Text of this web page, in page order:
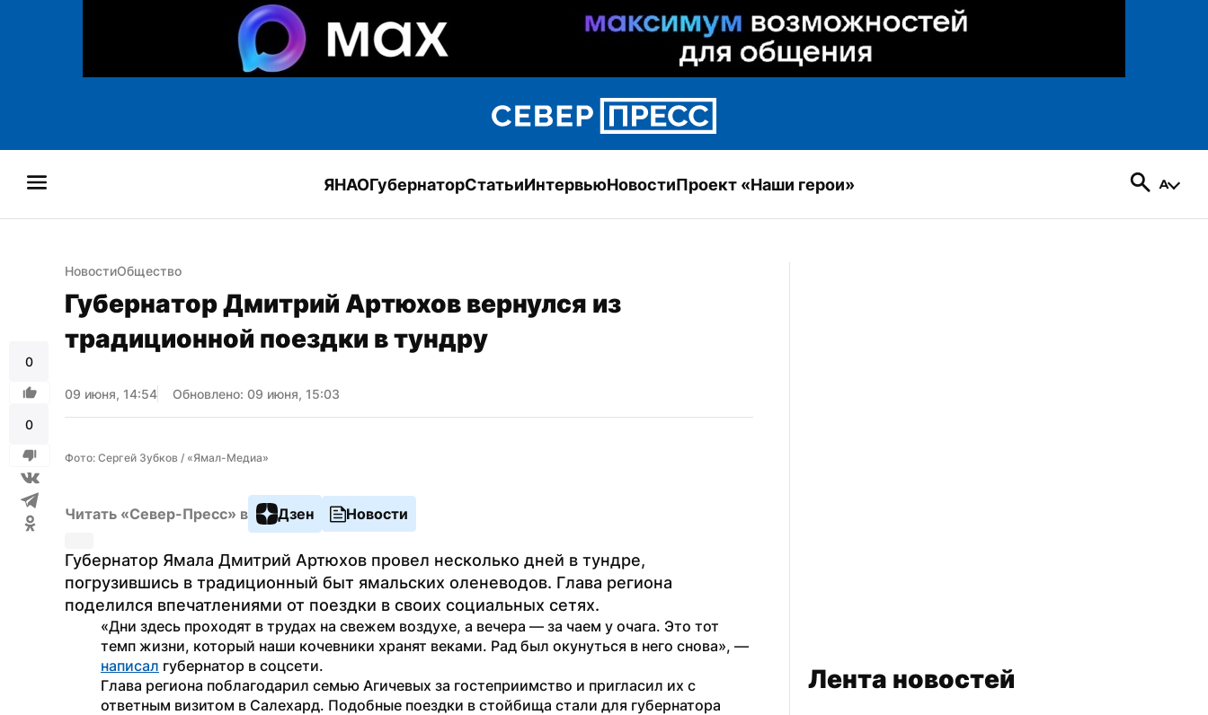
ЯНАОГубернаторСтатьиИнтервьюНовостиПроект «Наши герои»
0
0
НовостиОбщество
Губернатор Дмитрий Артюхов вернулся из
традиционной поездки в тундру
09 июня, 14:54 Обновлено: 09 июня, 15:03
Фото: Сергей Зубков / «Ямал-Медиа»
Читать «Север-Пресс» в Дзен Новости
Губернатор Ямала Дмитрий Артюхов провел несколько дней в тундре,
погрузившись в традиционный быт ямальских оленеводов. Глава региона
поделился впечатлениями от поездки в своих социальных сетях.
«Дни здесь проходят в трудах на свежем воздухе, а вечера — за чаем у очага. Это тот
написал губернатор в соцсети.
Глава региона поблагодарил семью Агичевых за гостеприимство и пригласил их с
ответным визитом в Салехард. Подобные поездки в стойбища стали для губернатора
Лента новостей